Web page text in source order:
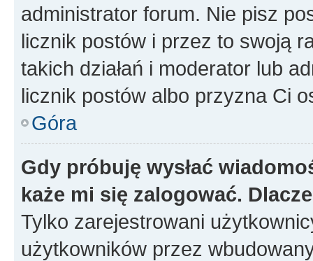
administrator forum. Nie pisz
licznik postów i przez to swoją
takich działań i moderator lub
licznik postów albo przyzna Ci
Góra
Gdy próbuję wysłać
każe mi się zalogować.
Tylko zarejestrowani
użytkowników przez